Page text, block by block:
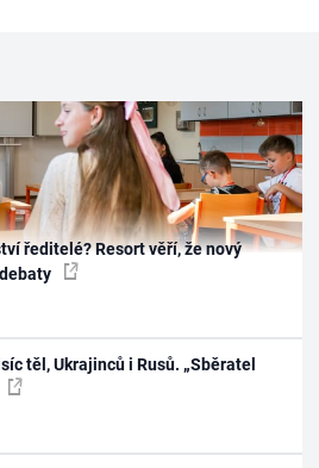
ředitelé? Resort věří, že nový
těl, Ukrajinců i Rusů. „Sběratel